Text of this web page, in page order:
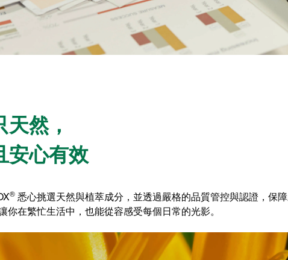
然，
安心有效
® 悉心挑選天然與植萃成分，並透過嚴格的品質管控與認證，保
你在繁忙生活中，也能從容感受每個日常的光影。